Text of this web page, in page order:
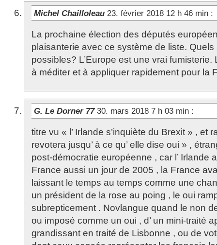
Michel Chailloleau 23. février 2018 12 h 46 min :
La prochaine élection des députés
plaisanterie avec ce système de liste.
possibles? L’Europe est une vrai fumisterie.
à méditer et à appliquer rapidement pour la
G. Le Dorner 77 30. mars 2018 7 h 03 min :
titre vu « l’ Irlande s’inquiète du Brexit » , et
revotera jusqu’ à ce qu’ elle dise oui » ,
post-démocratie européenne , car l’ Irlande
France aussi un jour de 2005 , la France
laissant le temps au temps comme une
un président de la rose au poing , le oui
subrepticement . Novlangue quand le non
ou imposé comme un oui , d’ un mini-traité
grandissant en traité de Lisbonne , ou de